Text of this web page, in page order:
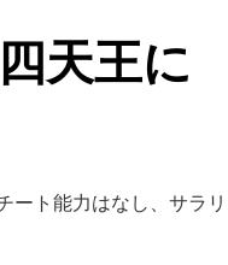
天王に
ート能力はなし、サラリ